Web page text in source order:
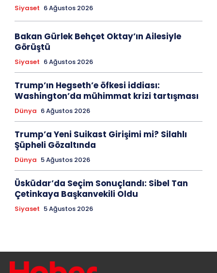
Siyaset 6 Ağustos 2026
Bakan Gürlek Behçet Oktay’ın Ailesiyle
Görüştü
Siyaset 6 Ağustos 2026
Trump’ın Hegseth’e öfkesi iddiası:
Washington’da mühimmat krizi tartışması
Dünya 6 Ağustos 2026
Trump’a Yeni Suikast Girişimi mi? Silahlı
Şüpheli Gözaltında
Dünya 5 Ağustos 2026
Üsküdar’da Seçim Sonuçlandı: Sibel Tan
Çetinkaya Başkanvekili Oldu
Siyaset 5 Ağustos 2026